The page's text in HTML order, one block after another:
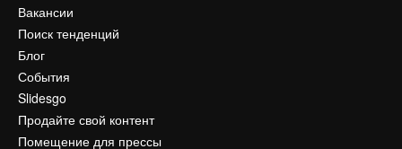
Вакансии
Поиск тенденций
Блог
События
Slidesgo
Продайте свой контент
Помещение для прессы